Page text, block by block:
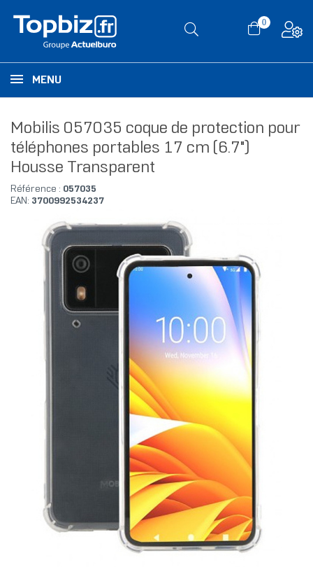
0
MENU
Mobilis 057035 coque de protection pour
téléphones portables 17 cm (6.7")
Housse Transparent
Référence : 057035
EAN: 3700992534237